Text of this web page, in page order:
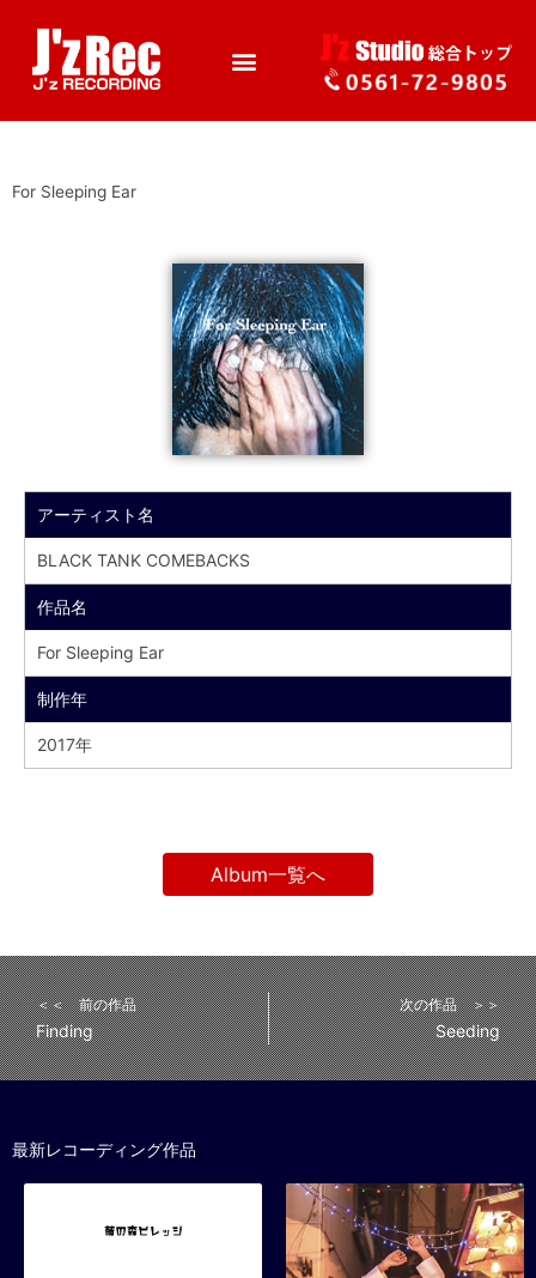
For Sleeping Ear
アーティスト名
BLACK TANK COMEBACKS
作品名
For Sleeping Ear
制作年
2017年
Album一覧へ
＜＜ 前の作品
Finding
次の作品 ＞＞
Seeding
最新レコーディング作品